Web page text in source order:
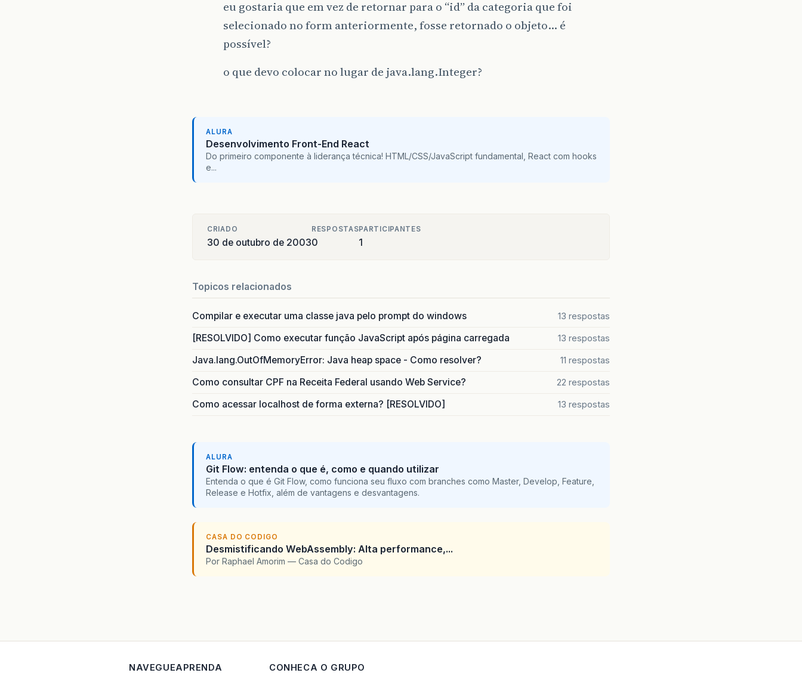
eu gostaria que em vez de retornar para o “id” da categoria que foi
selecionado no form anteriormente, fosse retornado o objeto… é
possível?
o que devo colocar no lugar de java.lang.Integer?
ALURA
Desenvolvimento Front-End React
Do primeiro componente à liderança técnica! HTML/CSS/JavaScript fundamental, React com hooks
e...
CRIADO
30 de outubro de 2003
RESPOSTAS
0
PARTICIPANTES
1
Topicos relacionados
Compilar e executar uma classe java pelo prompt do windows 13 respostas
[RESOLVIDO] Como executar função JavaScript após página carregada 13 respostas
Java.lang.OutOfMemoryError: Java heap space - Como resolver? 11 respostas
Como consultar CPF na Receita Federal usando Web Service? 22 respostas
Como acessar localhost de forma externa? [RESOLVIDO] 13 respostas
ALURA
Git Flow: entenda o que é, como e quando utilizar
Entenda o que é Git Flow, como funciona seu fluxo com branches como Master, Develop, Feature,
Release e Hotfix, além de vantagens e desvantagens.
CASA DO CODIGO
Desmistificando WebAssembly: Alta performance,...
Por Raphael Amorim — Casa do Codigo
NAVEGUEAPRENDA CONHECA O GRUPO